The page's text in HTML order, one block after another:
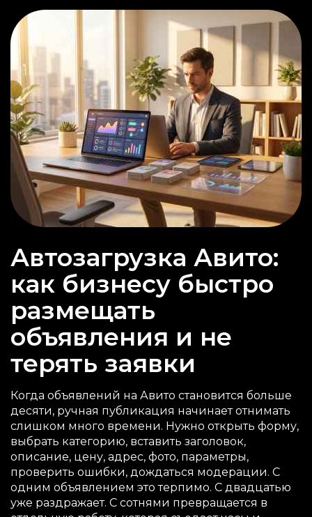
Автозагрузка Авито:
как бизнесу быстро
размещать
объявления и не
терять заявки
Когда объявлений на Авито становится больше
десяти, ручная публикация начинает отнимать
слишком много времени. Нужно открыть форму,
выбрать категорию, вставить заголовок,
описание, цену, адрес, фото, параметры,
проверить ошибки, дождаться модерации. С
одним объявлением это терпимо. С двадцатью
уже раздражает. С сотнями превращается в